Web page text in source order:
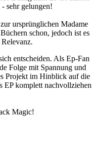
sehr gelungen!
ursprünglichen Madame
schon, jedoch ist es
entscheiden. Als Ep-Fan
Folge mit Spannung und
Projekt im Hinblick auf die
EP komplett nachvollziehen
Magic!